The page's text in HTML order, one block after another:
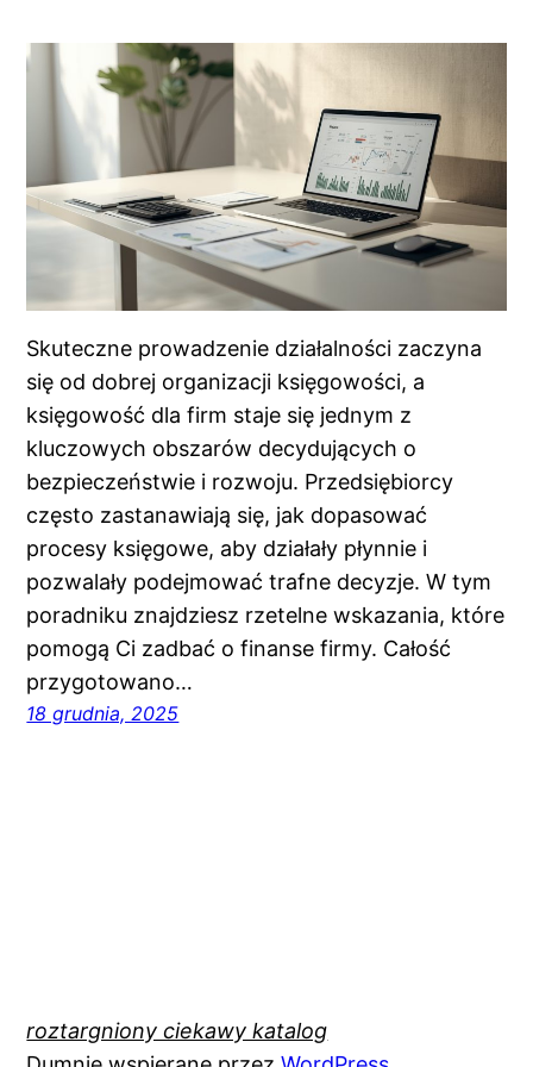
Skuteczne prowadzenie działalności zaczyna
się od dobrej organizacji księgowości, a
księgowość dla firm staje się jednym z
kluczowych obszarów decydujących o
bezpieczeństwie i rozwoju. Przedsiębiorcy
często zastanawiają się, jak dopasować
procesy księgowe, aby działały płynnie i
pozwalały podejmować trafne decyzje. W tym
poradniku znajdziesz rzetelne wskazania, które
pomogą Ci zadbać o finanse firmy. Całość
przygotowano…
18 grudnia, 2025
roztargniony ciekawy katalog